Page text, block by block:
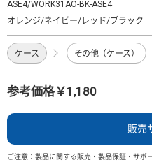
ASE4/WORK31AO-BK-ASE4
オレンジ/ネイビー/レッド/ブラック
ケース その他（ケース）
参考価格￥1,180
販売
ご注意：製品に関する販売・製品保証・サポ